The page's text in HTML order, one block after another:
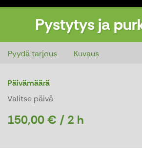
Pystytys ja
Pystytys ja purku 4x8
Pyydä tarjous Kuvaus
Päivämäärä
Valitse päivä
150,00 € / 2 h